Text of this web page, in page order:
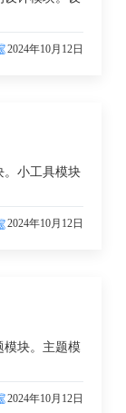
2024年10月12日
。小工具模块
2024年10月12日
模块。主题模
2024年10月12日